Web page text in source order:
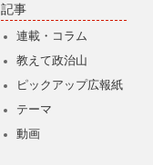
記事
連載・コラム
教えて政治山
ピックアップ広報紙
テーマ
動画